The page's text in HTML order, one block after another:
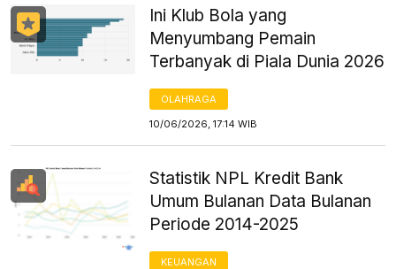
Ini Klub Bola yang
Menyumbang Pemain
Terbanyak di Piala Dunia 2026
OLAHRAGA
10/06/2026, 17:14 WIB
Statistik NPL Kredit Bank
Umum Bulanan Data Bulanan
Periode 2014-2025
KEUANGAN